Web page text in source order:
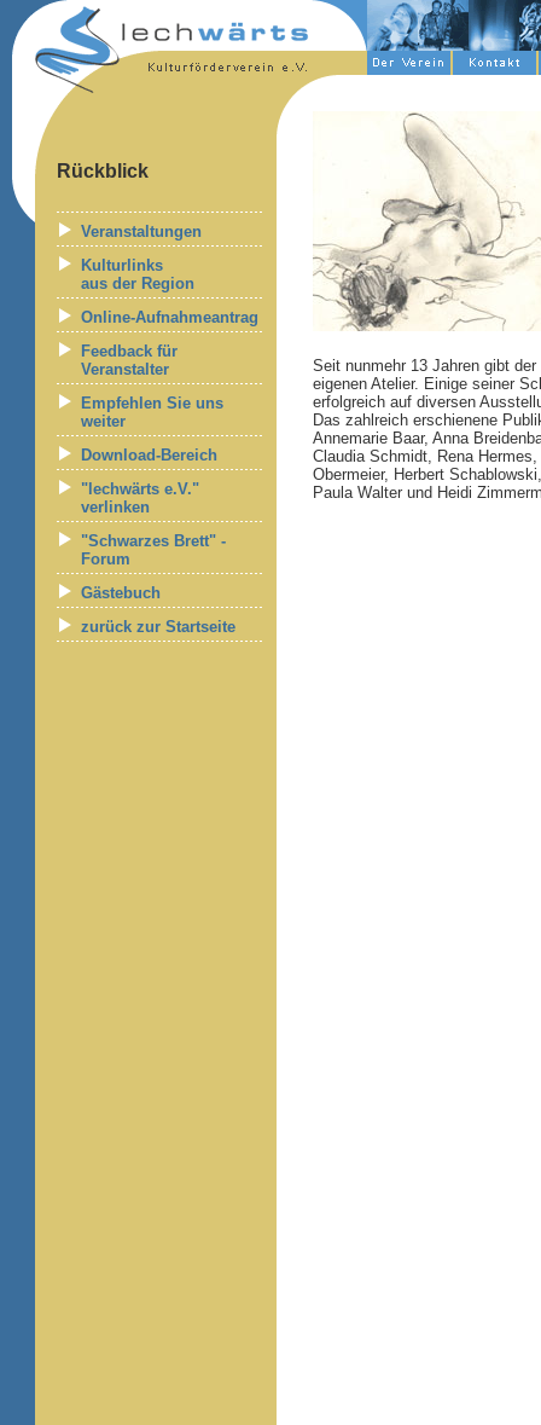
Rückblick
Veranstaltungen
Kulturlinks
aus der Region
Online-Aufnahmeantrag
Feedback für
Veranstalter
Empfehlen Sie uns
weiter
Download-Bereich
"lechwärts e.V."
verlinken
"Schwarzes Brett" -
Forum
Gästebuch
zurück zur Startseite
Seit nunmehr 13 Jahren gibt
eigenen Atelier. Einige seiner
erfolgreich auf diversen
Das zahlreich erschienene
Annemarie Baar, Anna
Claudia Schmidt, Rena
Obermeier, Herbert
Paula Walter und Heidi